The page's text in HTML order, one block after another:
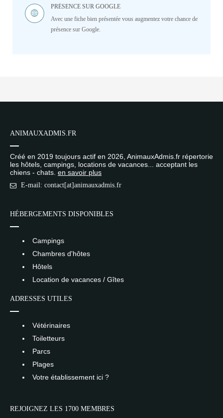
PRÉSENCE SUR GOOGLE
Avec une fiche bien présentée vous augmentez votre chance de
présence sur Google.
ANIMAUXADMIS.FR
Créé en 2019 toujours actif en 2026, AnimauxAdmis.fr répertorie
les hôtels, campings, locations de vacances... acceptant les
chiens - chats. en savoir plus
E-mail: contact[at]animauxadmis.fr
HÉBERGEMENTS DISPONIBLES
Campings
Chambres d'hôtes
Hôtels
Location de vacances / Gîtes
ADRESSES UTILES
Vétérinaires
Toiletteurs
Parcs
Plages
Votre établissement ici ?
REJOIGNEZ LES 1700 MEMBRES